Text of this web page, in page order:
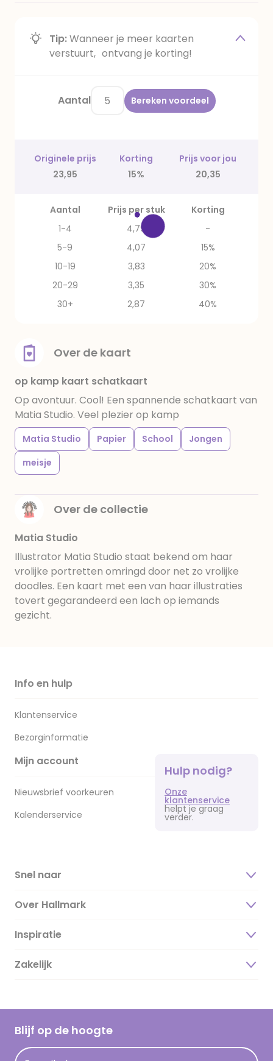
Tip:Wanneer je meer kaarten
verstuurt, ontvang je korting!
Aantal Bereken voordeel
Originele prijs Korting
Prijs voor jou
23,95
15% 20,35
Aantal Prijs per stuk
Korting
1-4
4,79
-
5-9
4,07
15%
10-19
3,83
20%
20-29
3,35
30%
30+
2,87 40%
Over de kaart
op kamp kaart schatkaart
Op avontuur. Cool! Een spannende schatkaart van
Matia Studio. Veel plezier op kamp
Matia Studio Papier School
Jongen
meisje
Over de collectie
Matia Studio
Illustrator Matia Studio staat bekend om haar
vrolijke portretten omringd door net zo vrolijke
doodles. Een kaart met een van haar illustraties
tovert gegarandeerd een lach op iemands
gezicht.
Info en hulp
Klantenservice
Bezorginformatie
Mijn account
Nieuwsbrief voorkeuren
Kalenderservice
Hulp nodig?
Onze
klantenservice
helpt je graag
verder.
Snel naar
Over Hallmark
Over ons
Duurzaamheid
Hallmark Kaartclub
Acties
Inspiratie
Magazine
Cadeau inspiratie
Kaartinspiratie
Zakelijk
Blijf op de hoogte